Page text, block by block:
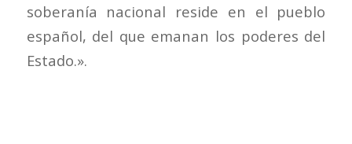
soberanía nacional reside en el pueblo
español, del que emanan los poderes del
Estado.».